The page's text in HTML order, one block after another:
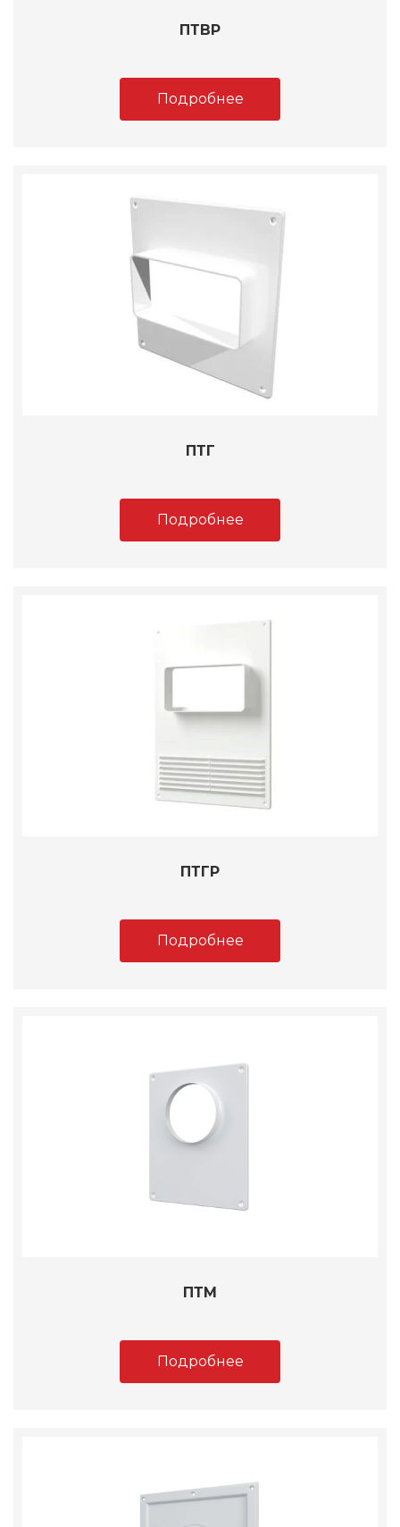
ПТВР
Подробнее
ПТГ
Подробнее
ПТГР
Подробнее
ПТМ
Подробнее